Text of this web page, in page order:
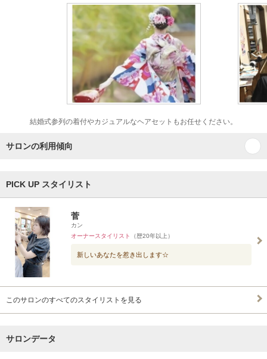
結婚式参列の着付やカジュアルなヘアセットもお任せください。
サロンの利用傾向
PICK UP スタイリスト
菅
カン
オーナースタイリスト
（歴20年以上）
新しいあなたを惹き出します☆
このサロンのすべてのスタイリストを見る
サロンデータ